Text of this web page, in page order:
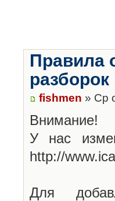
Правила
разборок
fishmen » Ср
Внимание!
У нас
http://
Для